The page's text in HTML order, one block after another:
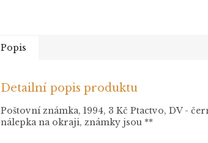
Popis
Detailní popis produktu
Poštovní známka, 1994, 3 Kč Ptactvo, DV -
nálepka na okraji, známky jsou **